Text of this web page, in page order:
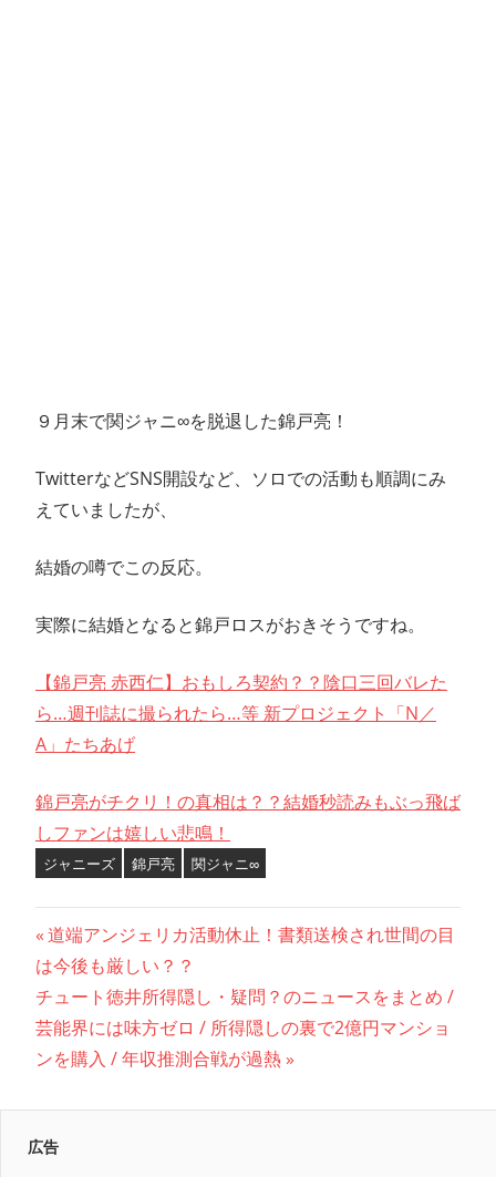
９月末で関ジャニ∞を脱退した錦戸亮！
TwitterなどSNS開設など、ソロでの活動も順調にみ
えていましたが、
結婚の噂でこの反応。
実際に結婚となると錦戸ロスがおきそうですね。
【錦戸亮 赤西仁】おもしろ契約？？陰口三回バレた
ら…週刊誌に撮られたら…等 新プロジェクト「N／
A」たちあげ
錦戸亮がチクリ！の真相は？？結婚秒読みもぶっ飛ば
しファンは嬉しい悲鳴！
ジャニーズ 錦戸亮 関ジャニ∞
投
稿
ナ
ビ
ゲ
ー
前
の
記
事:
道端アンジェリカ活動休止！書類送検され世間の目
は今後も厳しい？？
次
の
記
チュート徳井所得隠し・疑問？のニュースをまとめ /
芸能界には味方ゼロ / 所得隠しの裏で2億円マンショ
ンを購入 / 年収推測合戦が過熱
広告